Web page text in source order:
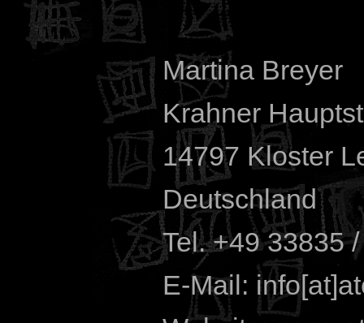
Martina Breyer
Krahner
14797 Kloster
Deutschland
Tel. +49 33835
E-Mail: